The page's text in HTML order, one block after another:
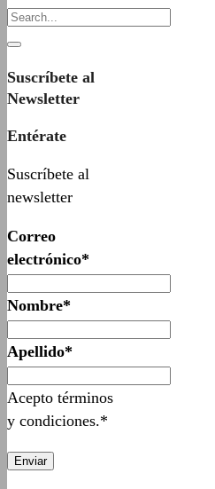
Suscríbete al
Newsletter
Entérate
Suscríbete al
newsletter
Correo
electrónico*
Nombre*
Apellido*
Acepto términos
y condiciones.*